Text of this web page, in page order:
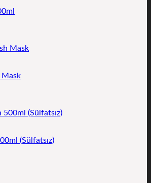
Mask
(Sülfatsız)